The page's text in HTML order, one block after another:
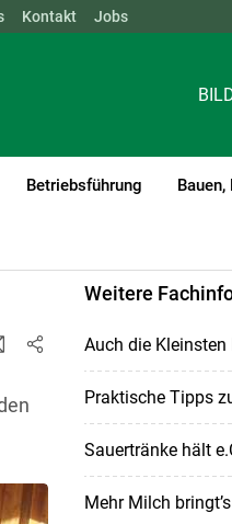
Kontakt Jobs
Betriebsführung
Weitere
Auch die Kleinsten
Praktische Tipps
Sauertränke hält
Mehr Milch bringt’s